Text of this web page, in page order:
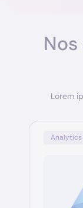
Lorem
Analytics